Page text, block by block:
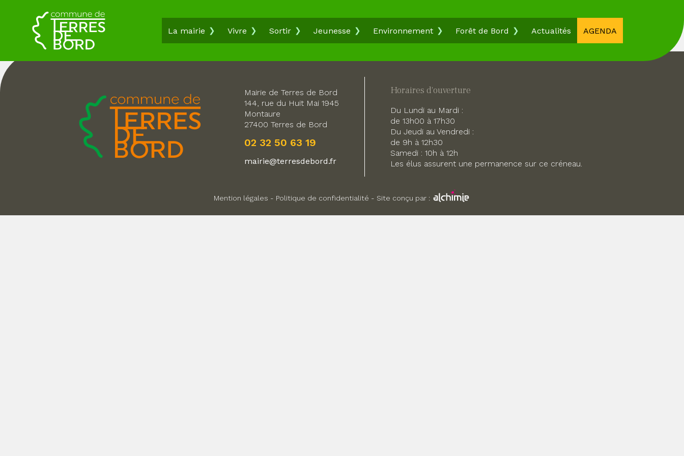
La mairie Vivre Sortir Jeunesse Environnement Forêt de Bord Actualités AGENDA
Mairie de Terres de Bord
144, rue du Huit Mai 1945
Montaure
27400 Terres de Bord
02 32 50 63 19
mairie@terresdebord.fr
Horaires d'ouverture
Du Lundi au Mardi :
de 13h00 à 17h30
Du Jeudi au Vendredi :
de 9h à 12h30
Samedi : 10h à 12h
Les élus assurent une permanence sur ce créneau.
Mention légales - Politique de confidentialité - Site conçu par :